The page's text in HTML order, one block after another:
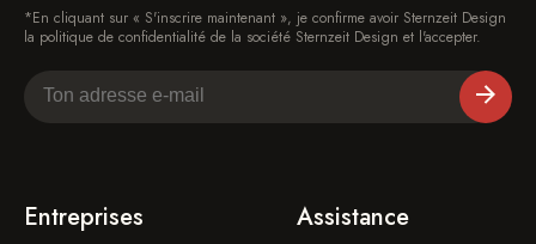
*En cliquant sur « S'inscrire maintenant », je confirme avoir Sternzeit Design
la politique de confidentialité de la société Sternzeit Design et l'accepter.
Entreprises Assistance